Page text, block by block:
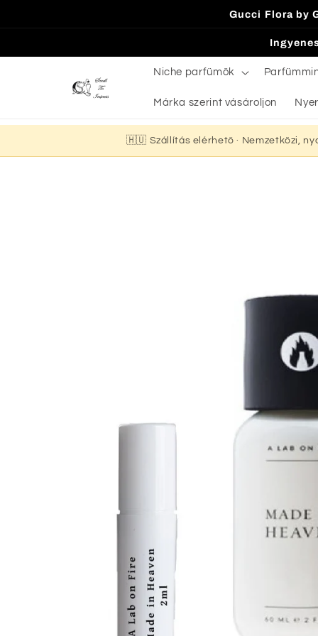
Gucci Flora by
Niche parfümök
Márka szerint vásároljon
🇭🇺 Szállítás elérhető · Nemzetközi,